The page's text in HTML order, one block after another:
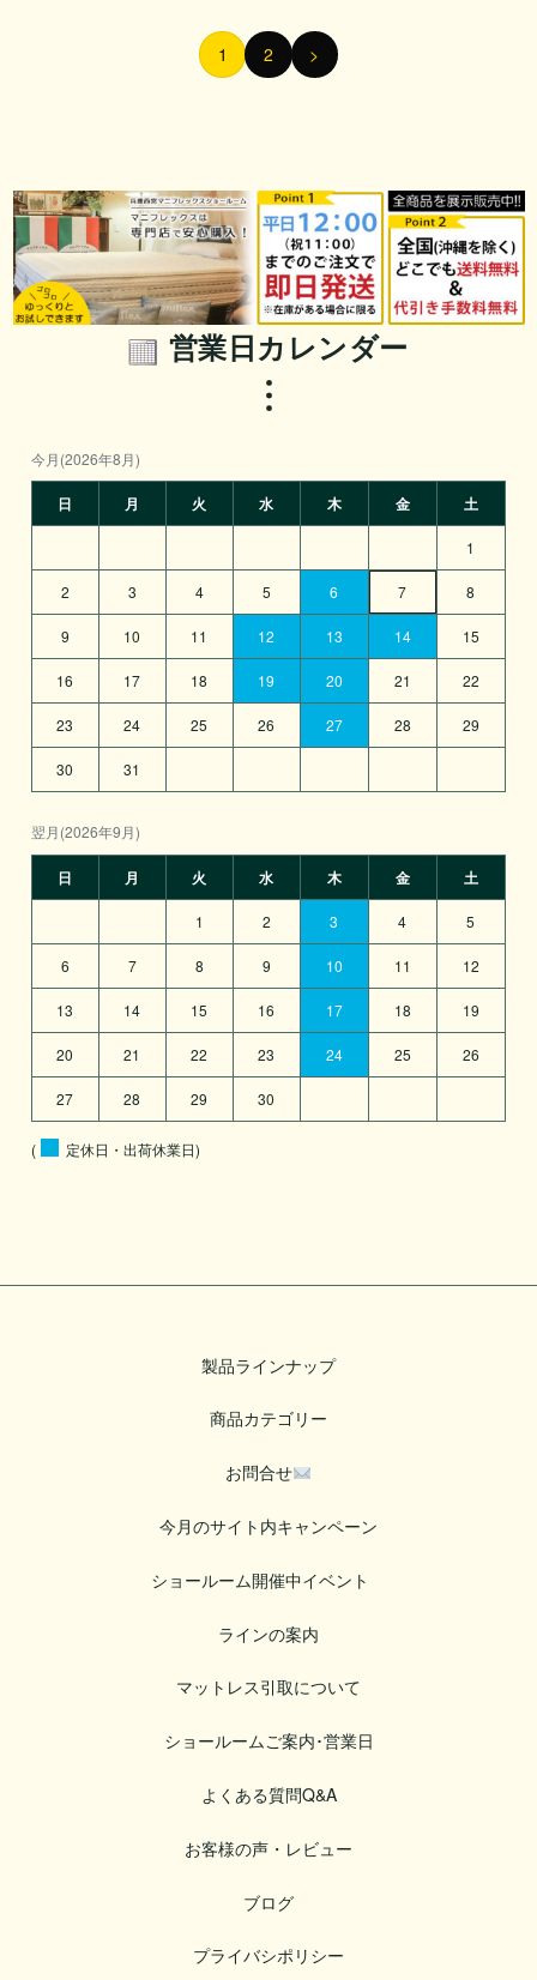
1 2 >
営業日カレンダー
今月(2026年8月)
日 月 火 水 木 金 土
1
2 3 4 5 6 7 8
9 10 11 12 13 14 15
16 17 18 19 20 21 22
23 24 25 26 27 28 29
30 31
翌月(2026年9月)
日 月 火 水 木 金 土
1 2 3 4 5
6 7 8 9 10 11 12
13 14 15 16 17 18 19
20 21 22 23 24 25 26
27 28 29 30
( 定休日・出荷休業日)
製品ラインナップ
商品カテゴリー
お問合せ
今月のサイト内キャンペーン
ショールーム開催中イベント
ラインの案内
マットレス引取について
ショールームご案内･営業日
よくある質問Q&A
お客様の声・レビュー
ブログ
プライバシポリシー